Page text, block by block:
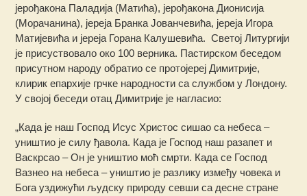
јерођакона Паладија (Матића), јерођакона Дионисија
(Морачанина), јереја Бранка Јованчевића, јереја Игора
Матијевића и јереја Горана Калушевића. Светој Литургији
је присуствовало око 100 верника. Пастирском беседом
присутном народу обратио се протојереј Димитрије,
клирик епархије грчке народности са службом у Лондону.
У својој беседи отац Димитрије је нагласио:
„Када је наш Господ Исус Христос сишао са небеса –
уништио је силу ђавола. Када је Господ наш разапет и
Васкрсао – Он је уништио моћ смрти. Када се Господ
Вазнео на небеса – уништио је разлику између човека и
Бога уздижући људску природу севши са десне стране